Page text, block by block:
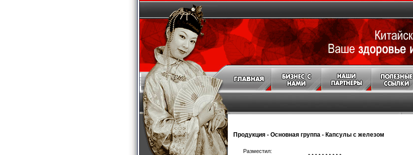
Продукция - Основная группа - Капсулы с железом
Разместил: